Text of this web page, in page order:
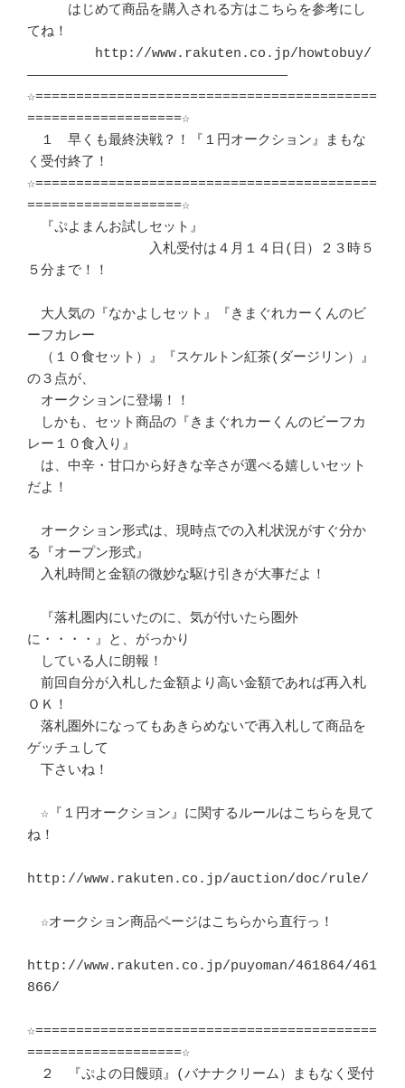
はじめて商品を購入される方はこちらを参考にし
てね！
http://www.rakuten.co.jp/howtobuy/
――――――――――――――――――――――――――――――――
☆==========================================
===================☆
１　早くも最終決戦？！『１円オークション』まもな
く受付終了！
☆==========================================
===================☆
『ぷよまんお試しセット』
入札受付は４月１４日(日）２３時５
５分まで！！
大人気の『なかよしセット』『きまぐれカーくんのビ
ーフカレー
（１０食セット）』『スケルトン紅茶(ダージリン）』
の３点が、
オークションに登場！！
しかも、セット商品の『きまぐれカーくんのビーフカ
レー１０食入り』
は、中辛・甘口から好きな辛さが選べる嬉しいセット
だよ！
オークション形式は、現時点での入札状況がすぐ分か
る『オープン形式』
入札時間と金額の微妙な駆け引きが大事だよ！
『落札圏内にいたのに、気が付いたら圏外
に・・・・』と、がっかり
している人に朗報！
前回自分が入札した金額より高い金額であれば再入札
ＯＫ！
落札圏外になってもあきらめないで再入札して商品を
ゲッチュして
下さいね！
☆『１円オークション』に関するルールはこちらを見て
ね！
http://www.rakuten.co.jp/auction/doc/rule/
☆オークション商品ページはこちらから直行っ！
http://www.rakuten.co.jp/puyoman/461864/461
866/
☆==========================================
===================☆
２　『ぷよの日饅頭』(バナナクリーム）まもなく受付